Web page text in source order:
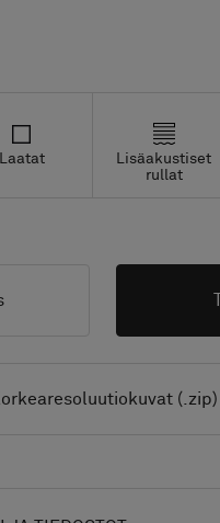
Laatat
Lisäakustiset
rullat
(.zip)